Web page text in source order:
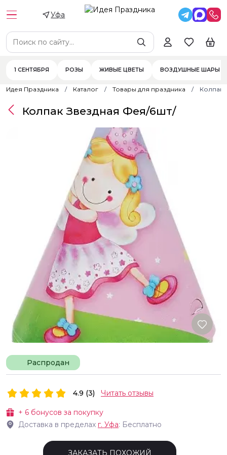
Уфа
1 СЕНТЯБРЯ РОЗЫ ЖИВЫЕ ЦВЕТЫ ВОЗДУШНЫЕ ШАРЫ
Идея Праздника Каталог Товары для праздника Колпак
Распродан
Колпак Звездная Фея/6шт/
+ 6 бонусов за покупку
Доставка в пределах г. Уфа: Бесплатно
4.9 (3) Читать отзывы
ЗАКАЗАТЬ ПОХОЖИЙ